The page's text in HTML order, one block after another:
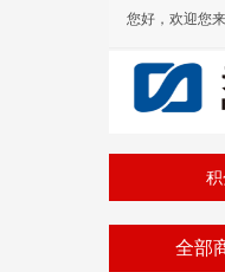
您好，欢迎您来
全部